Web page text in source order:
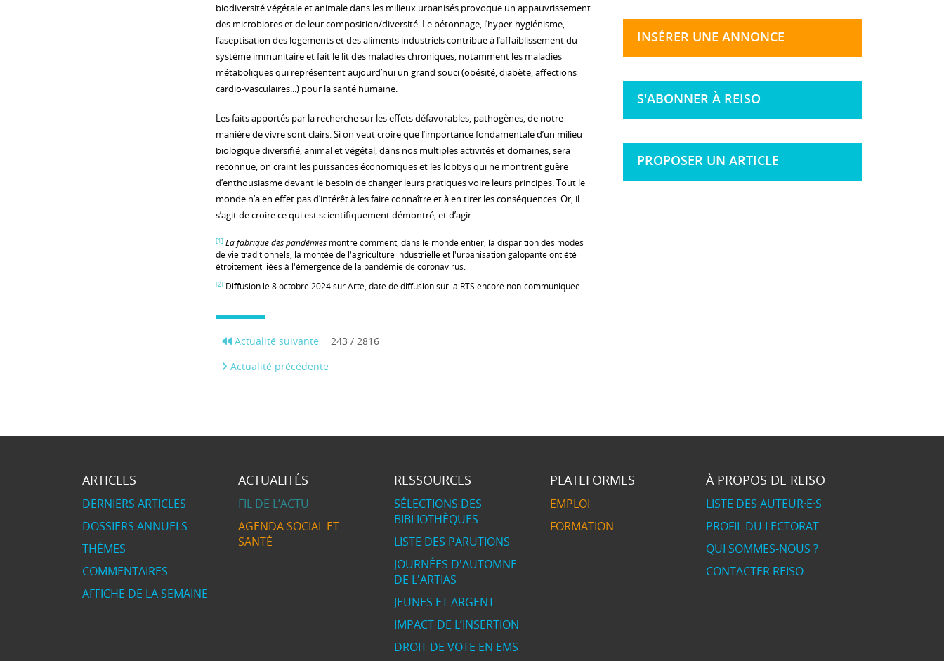
biodiversité végétale et animale dans les milieux urbanisés provoque un appauvrissement
des microbiotes et de leur composition/diversité. Le bétonnage, l’hyper-hygiénisme,
l’aseptisation des logements et des aliments industriels contribue à l’affaiblissement du
système immunitaire et fait le lit des maladies chroniques, notamment les maladies
métaboliques qui représentent aujourd’hui un grand souci (obésité, diabète, affections
cardio-vasculaires...) pour la santé humaine.
Les faits apportés par la recherche sur les effets défavorables, pathogènes, de notre
manière de vivre sont clairs. Si on veut croire que l’importance fondamentale d’un milieu
biologique diversifié, animal et végétal, dans nos multiples activités et domaines, sera
reconnue, on craint les puissances économiques et les lobbys qui ne montrent guère
d’enthousiasme devant le besoin de changer leurs pratiques voire leurs principes. Tout le
monde n’a en effet pas d’intérêt à les faire connaître et à en tirer les conséquences. Or, il
s’agit de croire ce qui est scientifiquement démontré, et d’agir.
[1] La fabrique des pandémiesmontre comment, dans le monde entier, la disparition des modes
de vie traditionnels, la montée de l'agriculture industrielle et l'urbanisation galopante ont été
étroitement liées à l'émergence de la pandémie de coronavirus.
[2]Diffusion le 8 octobre 2024 sur Arte, date de diffusion sur la RTS encore non-communiquée.
Actualité suivante
243 / 2816
Actualité précédente
INSÉRER UNE ANNONCE
S'ABONNER À REISO
PROPOSER UN ARTICLE
ARTICLES
DERNIERS ARTICLES
DOSSIERS ANNUELS
THÈMES
COMMENTAIRES
AFFICHE DE LA SEMAINE
ACTUALITÉS
FIL DE L’ACTU
AGENDA SOCIAL ET
SANTÉ
RESSOURCES
SÉLECTIONS DES
BIBLIOTHÈQUES
LISTE DES PARUTIONS
JOURNÉES D'AUTOMNE
DE L'ARTIAS
JEUNES ET ARGENT
IMPACT DE L’INSERTION
DROIT DE VOTE EN EMS
PLATEFORMES
EMPLOI
FORMATION
À PROPOS DE REISO
LISTE DES AUTEUR·E·S
PROFIL DU LECTORAT
QUI SOMMES-NOUS ?
CONTACTER REISO